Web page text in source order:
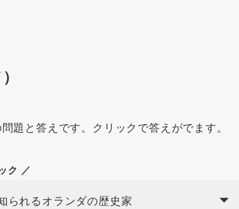
題と答えです。クリックで答えがでます。
ク ／
れるオランダの歴史家